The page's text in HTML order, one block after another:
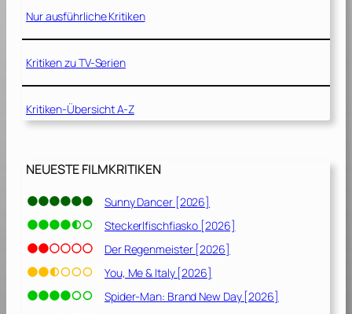
[
2
0
]
Nur ausführliche Kritiken
Kritiken zu TV-Serien
Kritiken-Übersicht A-Z
NEUESTE FILMKRITIKEN
Sunny Dancer [2026]
Steckerlfischfiasko [2026]
Der Regenmeister [2026]
You, Me & Italy [2026]
Spider-Man: Brand New Day [2026]